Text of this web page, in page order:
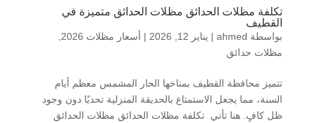
تكلفة مظلات الحدائق مظلات الحدائق متميزة في
القطيف
بواسطة ahmed
| يناير 12, 2026 | أسعار مظلات 2026
,
مظلات حدائق
تتميز محافظة القطيف بمناخها الحار المشمس معظم أيام
السنة، مما يجعل الاستمتاع بالحديقة المنزلية تحديًا دون وجود
ظل كافٍ. هنا تأتي تكلفة مظلات الحدائق مظلات الحدائق